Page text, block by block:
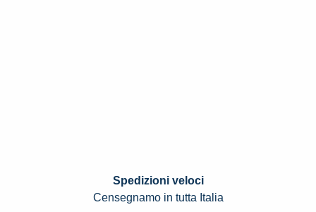
Spedizioni veloci
Censegnamo in tutta Italia